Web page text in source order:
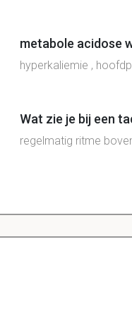
metabole acidose
hyperkaliemie ,
Wat zie je bij een
regelmatig ritme
verhoogde productie